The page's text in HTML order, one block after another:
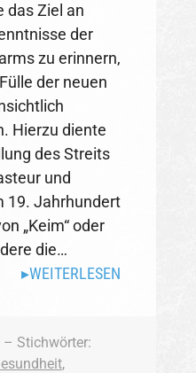
das Ziel an
der
zu erinnern,
der neuen
Hierzu diente
des Streits
und
19. Jahrhundert
„Keim“ oder
die…
WEITERLESEN
– Stichwörter:
,